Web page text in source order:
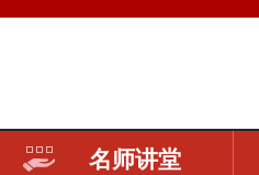
名师讲堂